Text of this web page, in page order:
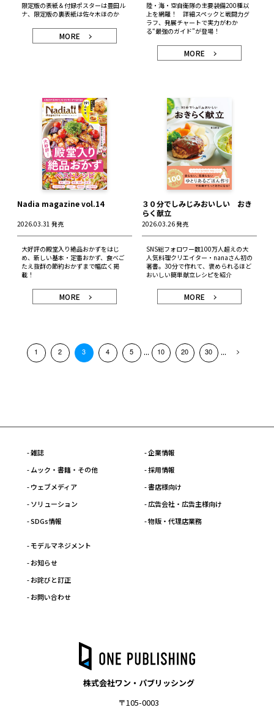
限定版の表紙＆付録ポスターは豊田ル
ナ、限定版の裏表紙は佐々木ほのか
MORE
陸・海・空自衛隊の主要装備200種以
上を網羅！ 詳細スペックと戦闘力グ
ラフ、発展チャートで実力がわか
る“最強のガイド”が登場！
MORE
Nadia magazine vol.14
2026.03.31 発売
大好評の殿堂入り絶品おかずをはじ
め、新しい基本・定番おかず、食べご
たえ抜群の節約おかずまで幅広く掲
載！
MORE
３０分でしみじみおいしい おき
らく献立
2026.03.26 発売
SNS総フォロワー数100万人超えの大
人気料理クリエイター・nanaさん初の
著書。30分で作れて、褒められるほど
おいしい簡単献立レシピを紹介
MORE
1 2 3 4 5 ... 10 20 30 ...
- 雑誌
- ムック・書籍・その他
- ウェブメディア
- ソリューション
- SDGs情報
- 企業情報
- 採用情報
- 書店様向け
- 広告会社・広告主様向け
- 物販・代理店業務
- モデルマネジメント
- お知らせ
- お詫びと訂正
- お問い合わせ
株式会社ワン・パブリッシング
〒105-0003